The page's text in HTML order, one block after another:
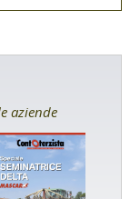
aziende